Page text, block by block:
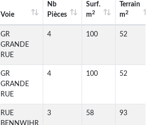
Voie
Nb
Pièces
Surf.
m2
Terrain
m2
GR
GRANDE
RUE
4 100 52
GR
GRANDE
RUE
4 100 52
RUE
BENNWIHR
3 58 93